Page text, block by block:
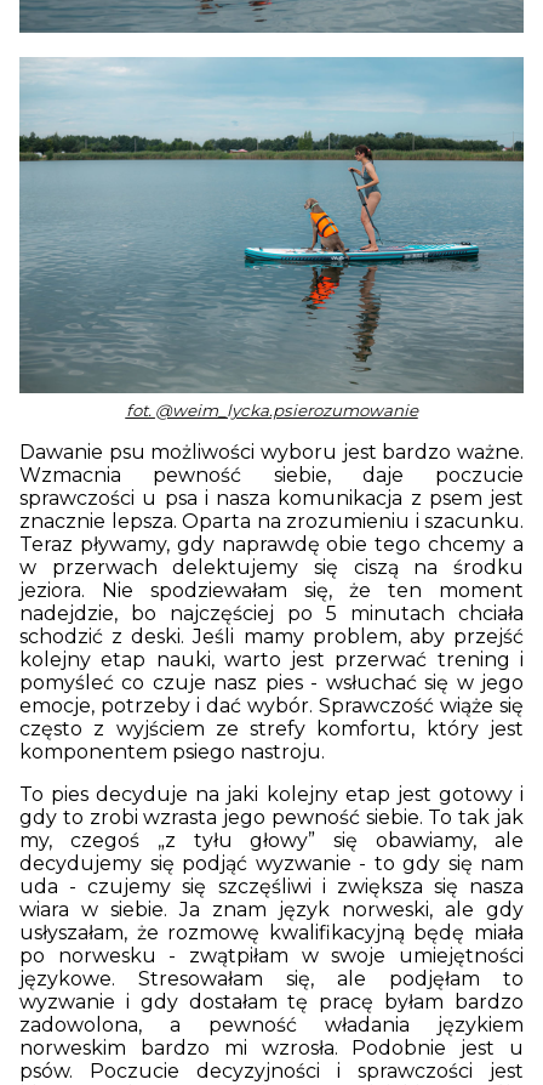
fot. @weim_lycka.psierozumowanie
Dawanie psu możliwości wyboru jest bardzo ważne.
Wzmacnia pewność siebie, daje poczucie
sprawczości u psa i nasza komunikacja z psem jest
znacznie lepsza. Oparta na zrozumieniu i szacunku.
Teraz pływamy, gdy naprawdę obie tego chcemy a
w przerwach delektujemy się ciszą na środku
jeziora. Nie spodziewałam się, że ten moment
nadejdzie, bo najczęściej po 5 minutach chciała
schodzić z deski. Jeśli mamy problem, aby przejść
kolejny etap nauki, warto jest przerwać trening i
pomyśleć co czuje nasz pies - wsłuchać się w jego
emocje, potrzeby i dać wybór. Sprawczość wiąże się
często z wyjściem ze strefy komfortu, który jest
komponentem psiego nastroju.
To pies decyduje na jaki kolejny etap jest gotowy i
gdy to zrobi wzrasta jego pewność siebie. To tak jak
my, czegoś „z tyłu głowy” się obawiamy, ale
decydujemy się podjąć wyzwanie - to gdy się nam
uda - czujemy się szczęśliwi i zwiększa się nasza
wiara w siebie. Ja znam język norweski, ale gdy
usłyszałam, że rozmowę kwalifikacyjną będę miała
po norwesku - zwątpiłam w swoje umiejętności
językowe. Stresowałam się, ale podjęłam to
wyzwanie i gdy dostałam tę pracę byłam bardzo
zadowolona, a pewność władania językiem
norweskim bardzo mi wzrosła. Podobnie jest u
psów. Poczucie decyzyjności i sprawczości jest